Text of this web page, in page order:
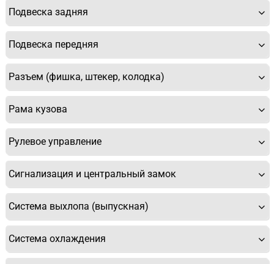
Подвеска задняя
Подвеска передняя
Разъем (фишка, штекер, колодка)
Рама кузова
Рулевое управление
Сигнализация и центральный замок
Система выхлопа (выпускная)
Система охлаждения